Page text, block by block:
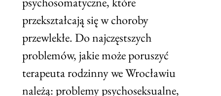
przekształcają się w choroby
przewlekłe. Do najczęstszych
problemów, jakie może poruszyć
terapeuta rodzinny we Wrocławiu
należą: problemy psychoseksualne,